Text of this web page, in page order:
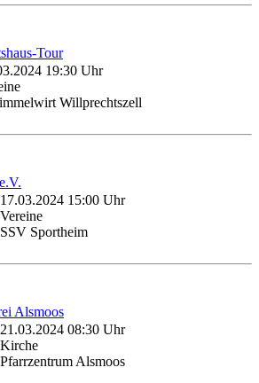
Tour
19:30 Uhr
Willprechtszell
17.03.2024 15:00 Uhr
Vereine
SSV Sportheim
Alsmoos
21.03.2024 08:30 Uhr
Kirche
Pfarrzentrum Alsmoos